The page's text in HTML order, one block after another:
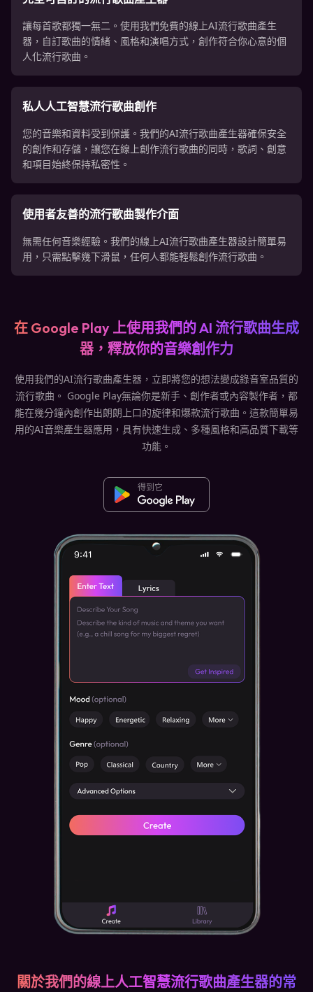
讓每首歌都獨一無二。使用我們免費的線上AI流行歌曲產生
器，自訂歌曲的情緒、風格和演唱方式，創作符合你心意的個
人化流行歌曲。
私人人工智慧流行歌曲創作
您的音樂和資料受到保護。我們的AI流行歌曲產生器確保安全
的創作和存儲，讓您在線上創作流行歌曲的同時，歌詞、創意
和項目始終保持私密性。
使用者友善的流行歌曲製作介面
無需任何音樂經驗。我們的線上AI流行歌曲產生器設計簡單易
用，只需點擊幾下滑鼠，任何人都能輕鬆創作流行歌曲。
在 Google Play 上使用我們的 AI 流行歌曲生成
器，釋放你的音樂創作力
使用我們的AI流行歌曲產生器，立即將您的想法變成錄音室品質的
流行歌曲。 Google Play無論你是新手、創作者或內容製作者，都
能在幾分鐘內創作出朗朗上口的旋律和爆款流行歌曲。這款簡單易
用的AI音樂產生器應用，具有快速生成、多種風格和高品質下載等
功能。
得到它
關於我們的線上人工智慧流行歌曲產生器的常